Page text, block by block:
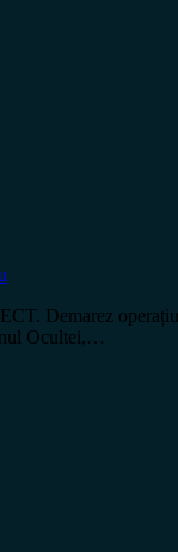
Demarez
Ocultei,…